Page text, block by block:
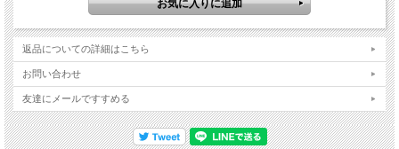
返品についての詳細はこちら
お問い合わせ
友達にメールですすめる